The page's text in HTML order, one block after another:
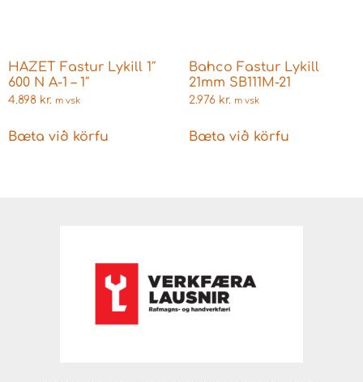
HAZET Fastur Lykill 1″
600 N A-1 – 1″
4.898 kr. m vsk
Bæta við körfu
Bahco Fastur Lykill
21mm SB111M-21
2.976 kr. m vsk
Bæta við körfu